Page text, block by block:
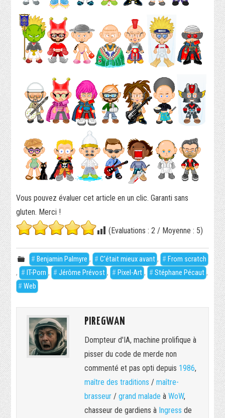
Vous pouvez évaluer cet article en un clic. Garanti sans
gluten. Merci !
(Evaluations :2 / Moyenne : 5)
Benjamin Palmyre , C'était mieux avant ,
From scratch
,
IT-Porn , Jérôme Prévost , Pixel-Art , Stéphane Pécaut ,
Web
PIREGWAN
Dompteur d'IA, machine prolifique à
pisser du code de merde non
commenté et pas opti depuis 1986,
maître des traditions /maître-
brasseur /grand malade àWoW,
chasseur de gardiens à Ingress de